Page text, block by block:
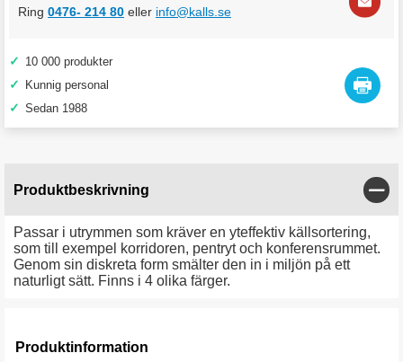
Ring 0476- 214 80 eller info@kalls.se
✓ 10 000 produkter
✓ Kunnig personal
✓ Sedan 1988
Produktbeskrivning
Passar i utrymmen som kräver en yteffektiv källsortering,
som till exempel korridoren, pentryt och konferensrummet.
Genom sin diskreta form smälter den in i miljön på ett
naturligt sätt. Finns i 4 olika färger.
Produktinformation